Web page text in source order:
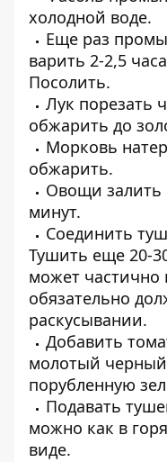
холодной воде.
Еще раз
варить 2-2,5
Посолить.
Лук порезать
обжарить до
Морковь
обжарить.
Овощи залить
минут.
Соединить
Тушить еще 20-
может частично
обязательно
раскусывании.
Добавить
молотый
порубленную
Подавать
можно как в
виде.